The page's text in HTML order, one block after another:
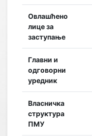
Овлашћено
лице за
заступање
Главни и
одговорни
уредник
Власничка
структура
ПМУ